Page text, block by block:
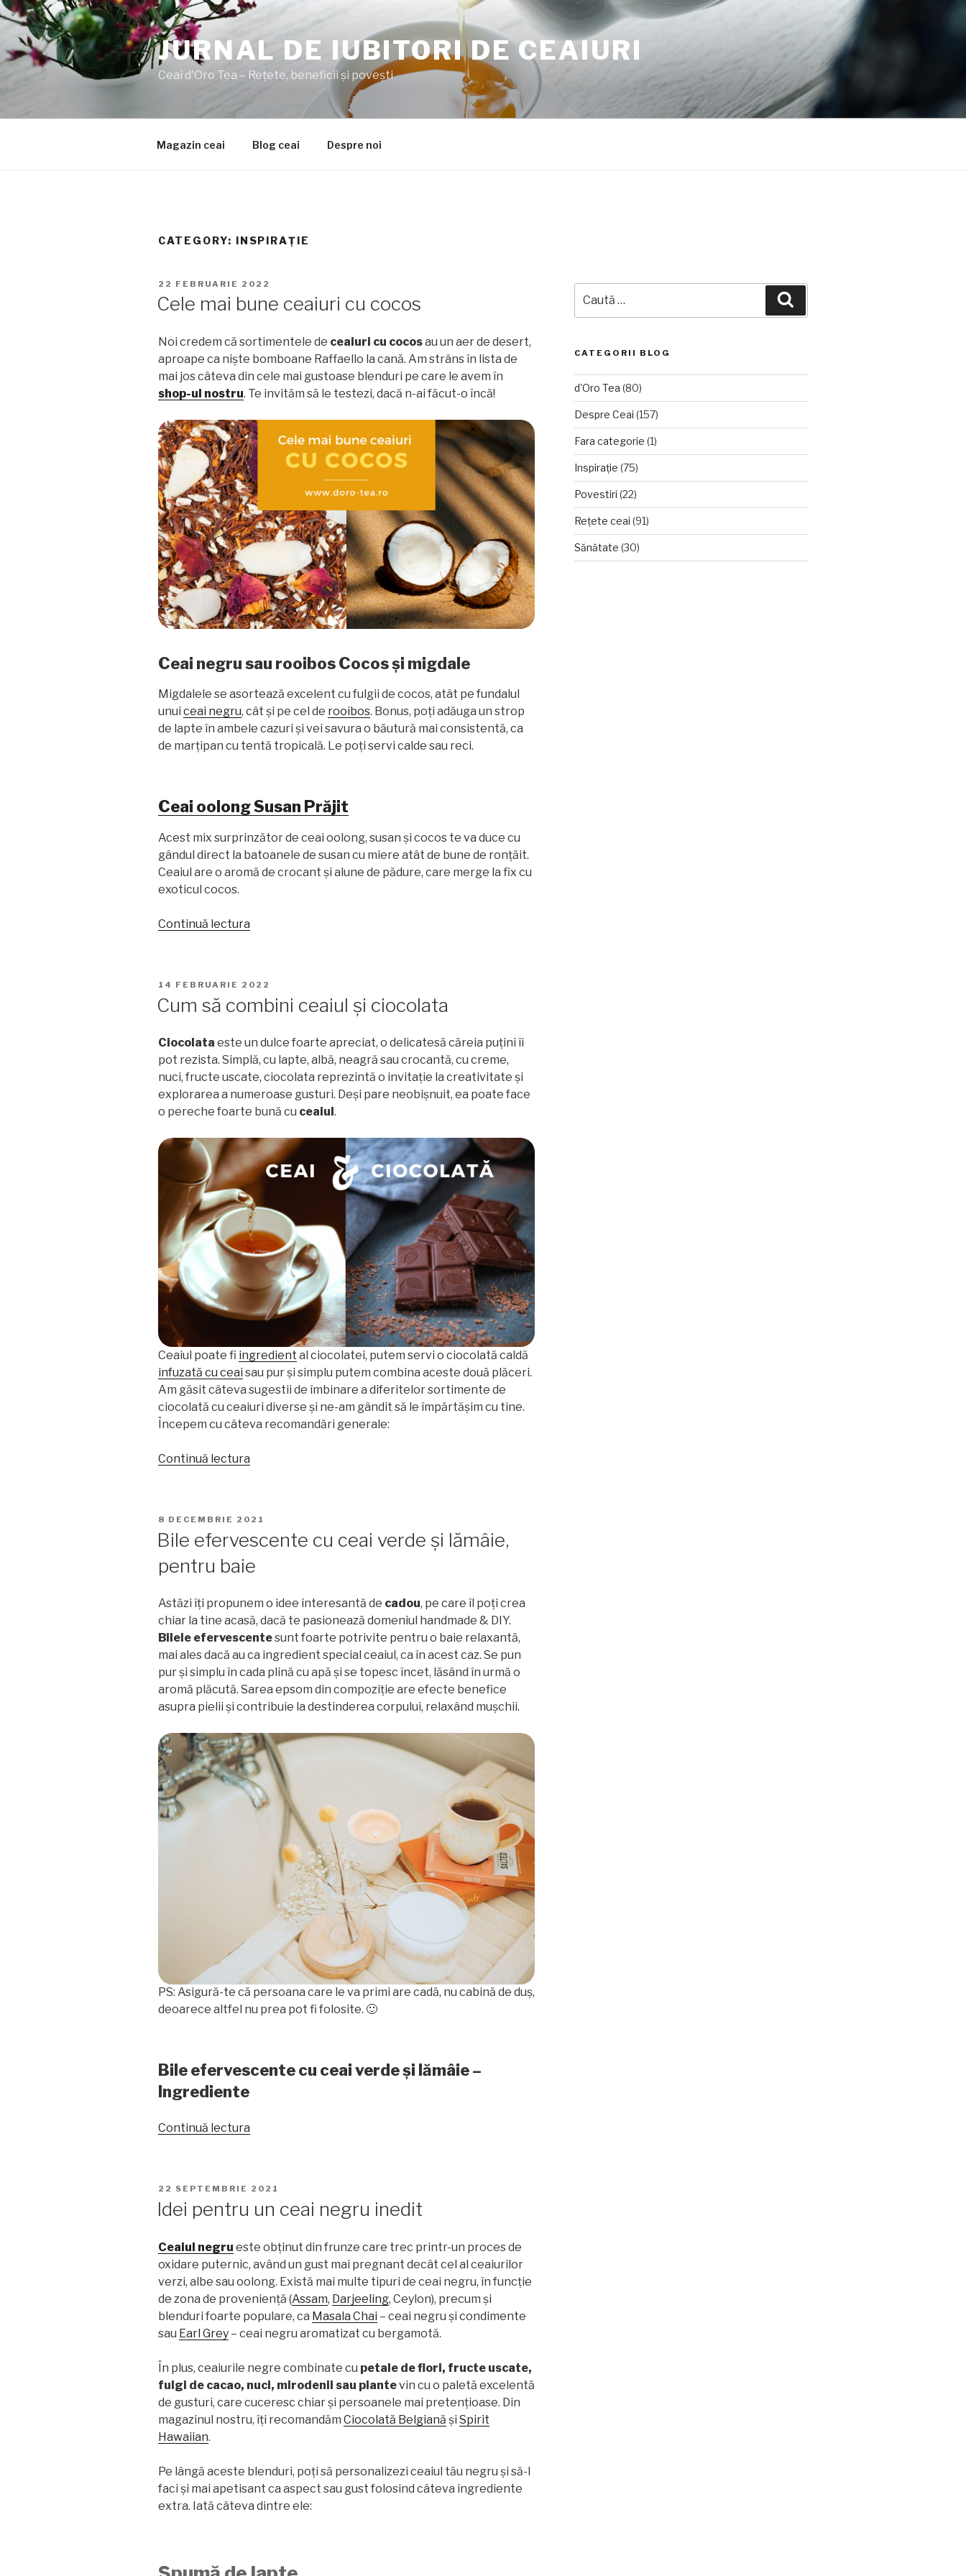
Sari
la
conținut
JURNAL DE IUBITORI DE CEAIURI
Ceai d'Oro Tea – Rețete, beneficii şi poveşti
Magazin ceai Blog ceai Despre noi
CATEGORY: INSPIRAȚIE
PUBLICAT
22 FEBRUARIE 2022
Cele mai bune ceaiuri cu cocos
Noi credem că sortimentele de ceaiuri cu cocosau un aer de desert,
aproape ca niște bomboane Raffaello la cană. Am strâns în lista de
mai jos câteva din cele mai gustoase blenduri pe care le avem în
shop-ul nostru. Te invităm să le testezi, dacă n-ai făcut-o încă!
Ceai negru sau rooibos Cocos și migdale
Migdalele se asortează excelent cu fulgii de cocos, atât pe fundalul
unui ceai negru, cât și pe cel de rooibos. Bonus, poți adăuga un strop
de lapte în ambele cazuri și vei savura o băutură mai consistentă, ca
de marțipan cu tentă tropicală. Le poți servi calde sau reci.
Ceai oolong Susan Prăjit
Acest mix surprinzător de ceai oolong, susan și cocos te va duce cu
gândul direct la batoanele de susan cu miere atât de bune de ronțăit.
Ceaiul are o aromă de crocant și alune de pădure, care merge la fix cu
exoticul cocos.
Continuă lectura
cu
cocos”
PUBLICAT
14 FEBRUARIE 2022
Cum să combini ceaiul și ciocolata
Ciocolata este un dulce foarte apreciat, o delicatesă căreia puțini îi
pot rezista. Simplă, cu lapte, albă, neagră sau crocantă, cu creme,
nuci, fructe uscate, ciocolata reprezintă o invitație la creativitate și
explorarea a numeroase gusturi. Deși pare neobișnuit, ea poate face
o pereche foarte bună cu ceaiul.
Ceaiul poate fi ingredient al ciocolatei, putem servi o ciocolată caldă
infuzată cu ceai sau pur și simplu putem combina aceste două plăceri.
Am găsit câteva sugestii de îmbinare a diferitelor sortimente de
ciocolată cu ceaiuri diverse și ne-am gândit să le împărtășim cu tine.
Începem cu câteva recomandări generale:
Continuă lectura
și
ciocolata”
PUBLICAT
8 DECEMBRIE 2021
Bile efervescente cu ceai verde și lămâie,
pentru baie
Astăzi îți propunem o idee interesantă de cadou, pe care îl poți crea
chiar la tine acasă, dacă te pasionează domeniul handmade & DIY.
Bilele efervescentesunt foarte potrivite pentru o baie relaxantă,
mai ales dacă au ca ingredient special ceaiul, ca în acest caz. Se pun
pur și simplu în cada plină cu apă și se topesc încet, lăsând în urmă o
aromă plăcută. Sarea epsom din compoziție are efecte benefice
asupra pielii și contribuie la destinderea corpului, relaxând mușchii.
PS: Asigură-te că persoana care le va primi are cadă, nu cabină de duș,
deoarece altfel nu prea pot fi folosite. 🙂
Bile efervescente cu ceai verde și lămâie –
Ingrediente
Continuă lectura
și
pentru
baie”
PUBLICAT
22 SEPTEMBRIE 2021
Idei pentru un ceai negru inedit
Ceaiul negru este obținut din frunze care trec printr-un proces de
oxidare puternic, având un gust mai pregnant decât cel al ceaiurilor
verzi, albe sau oolong. Există mai multe tipuri de ceai negru, în funcție
de zona de proveniență (Assam, Darjeeling, Ceylon), precum și
blenduri foarte populare, ca Masala Chai – ceai negru și condimente
sau Earl Grey – ceai negru aromatizat cu bergamotă.
În plus, ceaiurile negre combinate cu petale de flori, fructe uscate,
fulgi de cacao, nuci, mirodenii sau plantevin cu o paletă excelentă
de gusturi, care cuceresc chiar și persoanele mai pretențioase. Din
magazinul nostru, îți recomandăm Ciocolată Belgiană și Spirit
Hawaiian.
Pe lângă aceste blenduri, poți să personalizezi ceaiul tău negru și să-l
faci și mai apetisant ca aspect sau gust folosind câteva ingrediente
extra. Iată câteva dintre ele:
după:
CATEGORII BLOG
d'Oro Tea (80)
Despre Ceai (157)
Fara categorie (1)
Inspirație (75)
Povestiri (22)
Rețete ceai (91)
Sănătate (30)